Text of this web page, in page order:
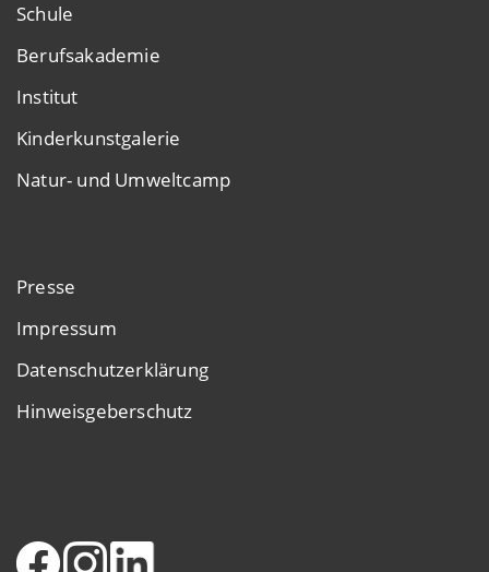
Schule
Berufsakademie
Institut
Kinderkunstgalerie
Natur- und Umweltcamp
Presse
Impressum
Datenschutzerklärung
Hinweisgeberschutz